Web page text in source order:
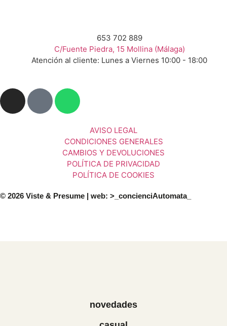
653 702 889
C/Fuente Piedra, 15 Mollina (Málaga)
Atención al cliente: Lunes a Viernes 10:00 - 18:00
AVISO LEGAL
CONDICIONES GENERALES
CAMBIOS Y DEVOLUCIONES
POLÍTICA DE PRIVACIDAD
POLÍTICA DE COOKIES
© 2026 Viste & Presume | web: >_concienciAutomata_
novedades